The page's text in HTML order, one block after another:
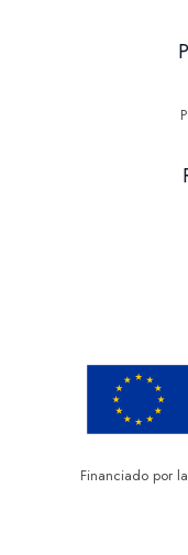
Financiado por